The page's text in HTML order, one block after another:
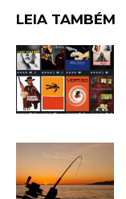
LEIA TAMBÉM